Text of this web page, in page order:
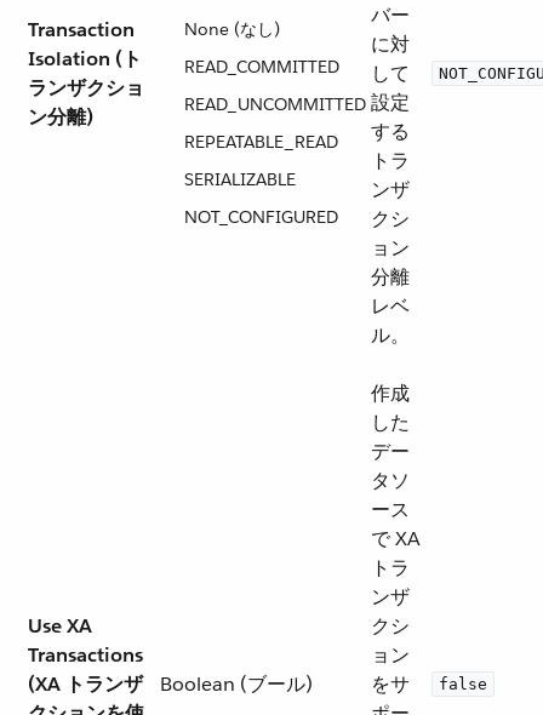
Transaction
Isolation (ト
ランザクショ
ン分離)
None (なし)
READ_COMMITTED​
READ_UNCOMMITTED​
REPEATABLE_READ​
SERIALIZABLE
NOT_CONFIGURED
バー
に対
して
設定
する
トラ
ンザ
クシ
ョン
分離
レベ
ル。
Use XA
Transactions
(XA トランザ
Boolean (ブール)
作成
した
デー
タソ
ース
で XA
トラ
ンザ
クシ
ョン
をサ
false